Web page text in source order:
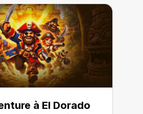
à El Dorado